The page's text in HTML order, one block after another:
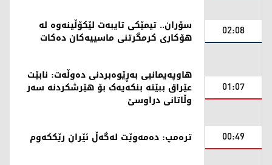
02:08 سۆران.. تیمێکی تایبەت لێکۆڵینەوە لە
هۆکاری کرمگرتنی ماسییەکان دەکات
01:07
هاوپەیمانیی بەڕێوەبردنی دەوڵەت: نابێت
عێراق ببێتە بنکەیەک بۆ هێرشکردنە سەر
وڵاتانی دراوسێ
00:49 ترەمپ: دەمەوێت لەگەڵ ئێران رێککەوم